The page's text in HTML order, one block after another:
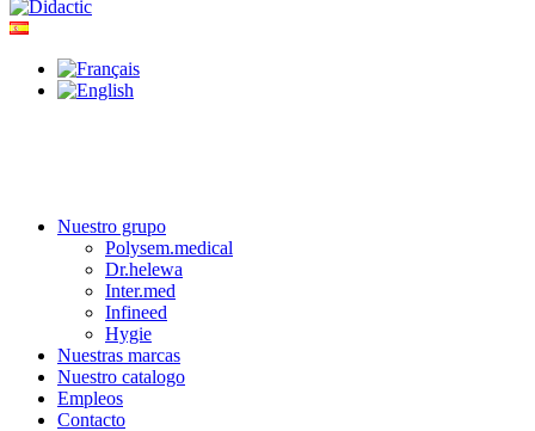
Nuestro grupo
Polysem.medical
Dr.helewa
Inter.med
Infineed
Hygie
Nuestras marcas
Nuestro catalogo
Empleos
Contacto